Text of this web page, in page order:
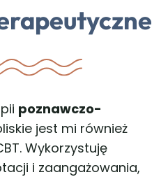
poznawczo-
jest mi również
Wykorzystuję
i zaangażowania,